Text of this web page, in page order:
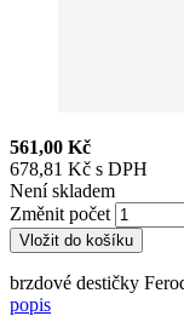
561,00 Kč
678,81 Kč s DPH
Není skladem
Změnit počet
Vložit do košíku
brzdové destičky
popis